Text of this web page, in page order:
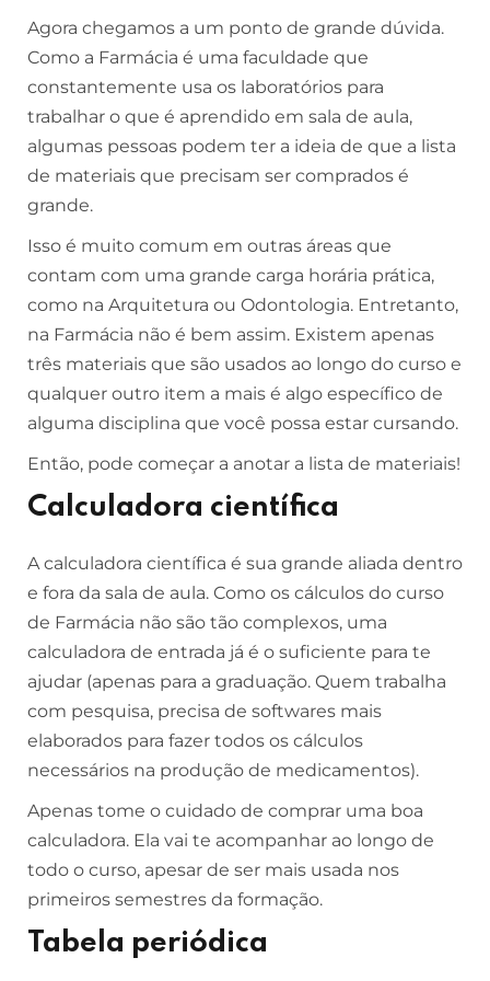
Agora chegamos a um ponto de grande dúvida.
Como a Farmácia é uma faculdade que
constantemente usa os laboratórios para
trabalhar o que é aprendido em sala de aula,
algumas pessoas podem ter a ideia de que a lista
de materiais que precisam ser comprados é
grande.
Isso é muito comum em outras áreas que
contam com uma grande carga horária prática,
como na Arquitetura ou Odontologia. Entretanto,
na Farmácia não é bem assim. Existem apenas
três materiais que são usados ao longo do curso e
qualquer outro item a mais é algo específico de
alguma disciplina que você possa estar cursando.
Então, pode começar a anotar a lista de materiais!
Calculadora científica
A calculadora científica é sua grande aliada dentro
e fora da sala de aula. Como os cálculos do curso
de Farmácia não são tão complexos, uma
calculadora de entrada já é o suficiente para te
ajudar (apenas para a graduação. Quem trabalha
com pesquisa, precisa de softwares mais
elaborados para fazer todos os cálculos
necessários na produção de medicamentos).
Apenas tome o cuidado de comprar uma boa
calculadora. Ela vai te acompanhar ao longo de
todo o curso, apesar de ser mais usada nos
primeiros semestres da formação.
Tabela periódica